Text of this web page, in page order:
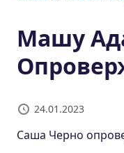
Машу
24.01.2023
Саша Черно